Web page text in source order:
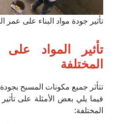
تأثير جودة مواد البناء على عمر
تأثير المواد
المختلفة
تتأثر جميع مكونات المسبح
فيما يلي بعض الأمثلة على
المختلفة: